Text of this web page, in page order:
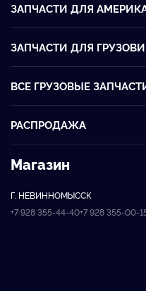
ЗАПЧАСТИ ДЛЯ
ЗАПЧАСТИ ДЛЯ
ВСЕ ГРУЗОВЫЕ
РАСПРОДАЖА
Магазин
Г. НЕВИННОМЫССК
+7 928 355-44-40+7 928 355-00-